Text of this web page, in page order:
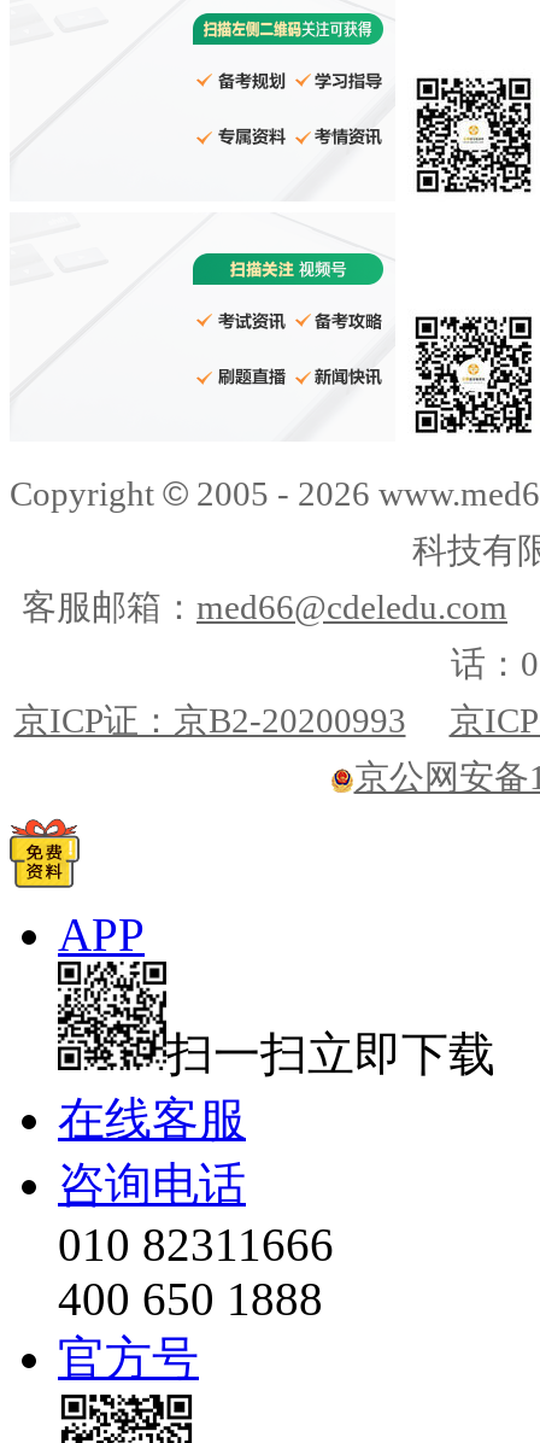
Copyright © 2005 - 2026
科技有
客服邮箱： med66@cdeledu.com
话：
京ICP证：京B2-20200993
京
京公网安备
APP
扫一扫立即下载
在线客服
咨询电话
010 82311666
400 650 1888
官方号